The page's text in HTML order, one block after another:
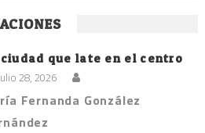
que late en el centro
28, 2026
Fernanda González